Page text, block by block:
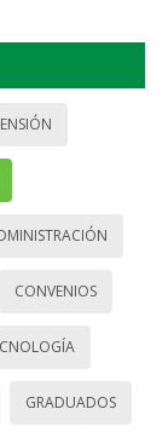
CONVENIOS
GRADUADOS